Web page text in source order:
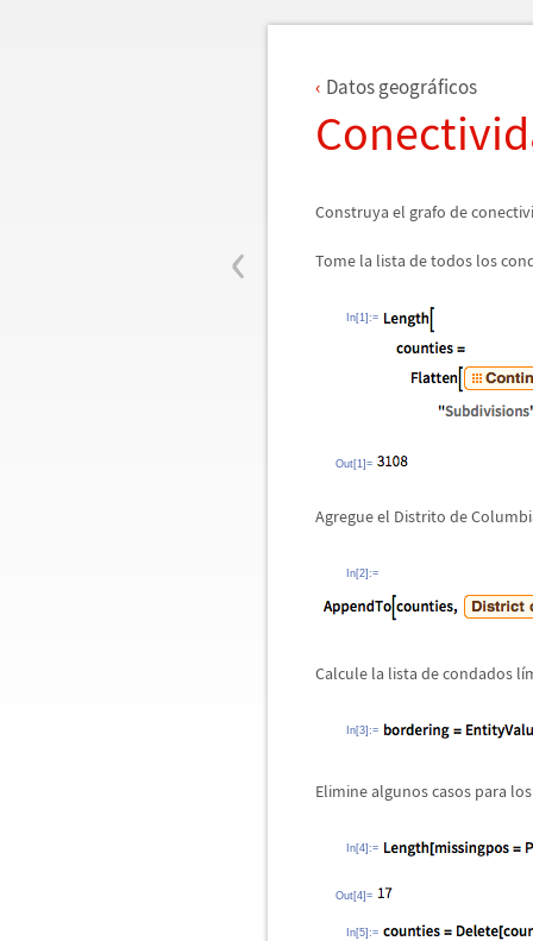
‹
Datos geográficos
Construya el grafo de
Tome la lista de todos los
In[1]:=
Out[1]=
Agregue el Distrito de
In[2]:=
Calcule la lista de condados lí
In[3]:=
Elimine algunos casos para
In[4]:=
Out[4]=
In[5]:=